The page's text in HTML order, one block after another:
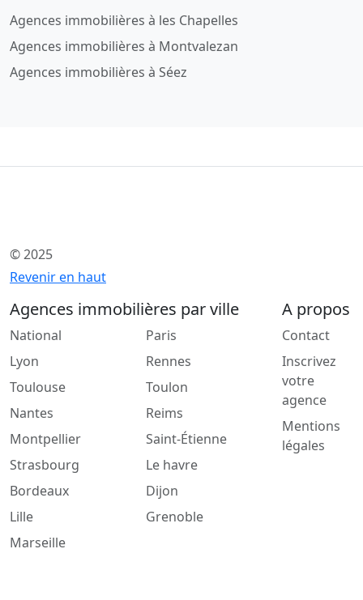
Agences immobilières à les Chapelles
Agences immobilières à Montvalezan
Agences immobilières à Séez
© 2025
Revenir en haut
Agences immobilières par ville
National
Lyon
Toulouse
Nantes
Montpellier
Strasbourg
Bordeaux
Lille
Marseille
Paris
Rennes
Toulon
Reims
Saint-Étienne
Le havre
Dijon
Grenoble
A propos
Contact
Inscrivez
votre
agence
Mentions
légales